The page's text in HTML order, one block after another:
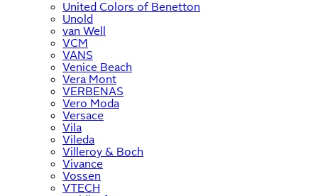
United Colors of Benetton
Unold
van Well
VCM
VANS
Venice Beach
Vera Mont
VERBENAS
Vero Moda
Versace
Vila
Vileda
Villeroy & Boch
Vivance
Vossen
VTECH